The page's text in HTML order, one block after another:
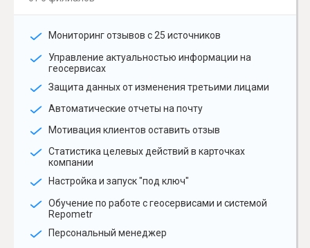
Мониторинг отзывов с 25 источников
Управление актуальностью информации на
геосервисах
Защита данных от изменения третьими лицами
Автоматические отчеты на почту
Мотивация клиентов оставить отзыв
Статистика целевых действий в карточках
компании
Настройка и запуск "под ключ"
Обучение по работе с геосервисами и системой
Repometr
Персональный менеджер